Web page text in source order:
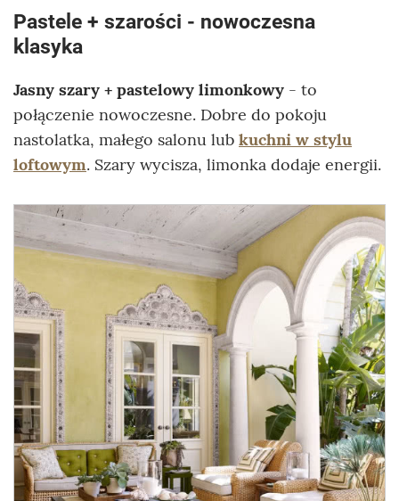
Pastele + szarości - nowoczesna
klasyka
Jasny szary + pastelowy limonkowy - to
połączenie nowoczesne. Dobre do pokoju
nastolatka, małego salonu lub kuchni w stylu
loftowym. Szary wycisza, limonka dodaje energii.